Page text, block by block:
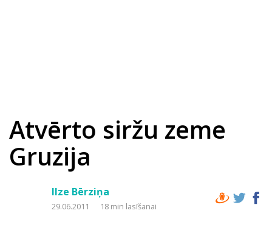
Atvērto siržu zeme
Gruzija
Ilze Bērziņa
29.06.2011 18 min lasīšanai